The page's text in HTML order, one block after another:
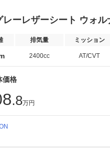
ーレザーシート ウォル
排気量 ミッション
2400cc AT/CVT
価格
.8万円